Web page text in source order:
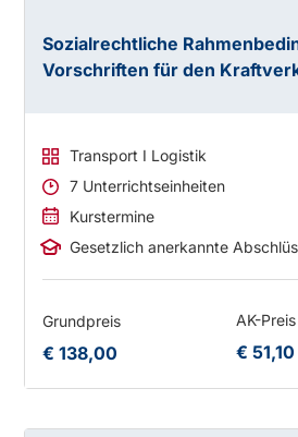
Sozialrechtliche
Vorschriften für den
Transport I Logistik
7 Unterrichtseinheiten
Kurstermine
Gesetzlich anerkannte
Grundpreis
€ 138,00
AK-Preis
€ 51,10